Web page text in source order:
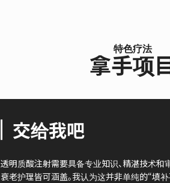
特色疗法
拿手项
交给我吧
透明质酸注射需要具备专业知识、精湛技术和
衰老护理皆可涵盖。我认为这并非单纯的“填